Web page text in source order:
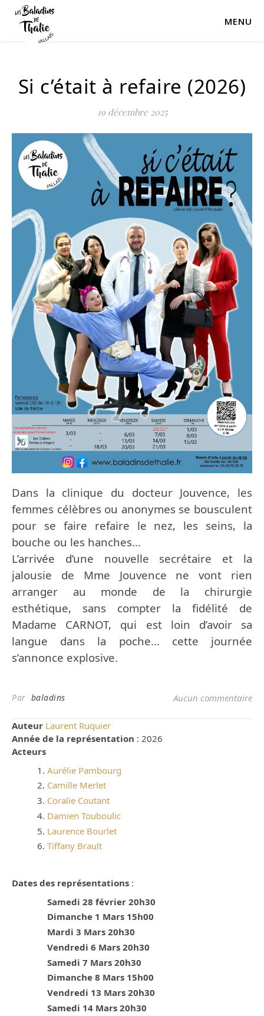
MENU
Si c’était à refaire (2026)
19 décembre 2025
Dans la clinique du docteur Jouvence, les
femmes célèbres ou anonymes se bousculent
pour se faire refaire le nez, les seins, la
bouche ou les hanches…
L’arrivée d’une nouvelle secrétaire et la
jalousie de Mme Jouvence ne vont rien
arranger au monde de la chirurgie
esthétique, sans compter la fidélité de
Madame CARNOT, qui est loin d’avoir sa
langue dans la poche… cette journée
s’annonce explosive.
Par baladins Aucun commentaire
Auteur Laurent Ruquier
Année de la représentation : 2026
Acteurs
Aurélie Pambourg
Camille Merlet
Coralie Coutant
Damien Touboulic
Laurence Bourlet
Tiffany Brault
Dates des représentations :
Samedi 28 février 20h30
Dimanche 1 Mars 15h00
Mardi 3 Mars 20h30
Vendredi 6 Mars 20h30
Samedi 7 Mars 20h30
Dimanche 8 Mars 15h00
Vendredi 13 Mars 20h30
Samedi 14 Mars 20h30